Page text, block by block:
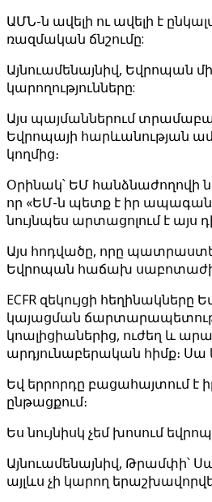
ԱՄՆ-ն ավելի ու ավելի է
ռազմական ճնշումը:
Այնուամենայնիվ, Եվրոպան
կարողությունները:
Այս պայմաններում
Եվրոպայի հարևանության
կողմից։
Օրինակ՝ ԵՄ հանձնաժողովի
որ «ԵՄ-ն պետք է իր ապագան
նույնպես արտացոլում է այս
Այս հոդվածը, որը պատրաստել
Եվրոպան հաճախ սաբոտաժի
ECFR զեկույցի
կայացման
կոալիցիաներից, ուժեղ և
արդյունաբերական հիմք։
Եվ երրորդը բացահայտում է
ընթացքում։
Ես նույնիսկ չեմ խոսում
Այնուամենայնիվ, Թրամփի՝
այլևս չի կարող